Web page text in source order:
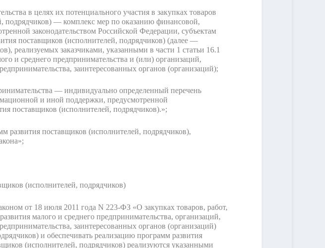
в целях их потенциального участия в закупках товаров
подрядчиков) — комплекс мер по оказанию финансовой,
законодательством Российской Федерации, субъектам
поставщиков (исполнителей, подрядчиков) (далее —
реализуемых заказчиками, указанными в части 1 статьи 16.1
и среднего предпринимательства и (или) организаций,
заинтересованных органов (организаций);
— индивидуально определенный перечень
и иной поддержки, предусмотренной
поставщиков (исполнителей, подрядчиков).»;
развития поставщиков (исполнителей, подрядчиков),
(исполнителей, подрядчиков)
от 18 июля 2011 года N 223-ФЗ «О закупках товаров, работ,
малого и среднего предпринимательства, организаций,
заинтересованных органов (организаций)
и обеспечивать реализацию программ развития
(исполнителей, подрядчиков) реализуются указанными